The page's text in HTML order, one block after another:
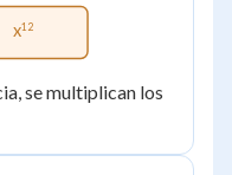
x12
se multiplican los